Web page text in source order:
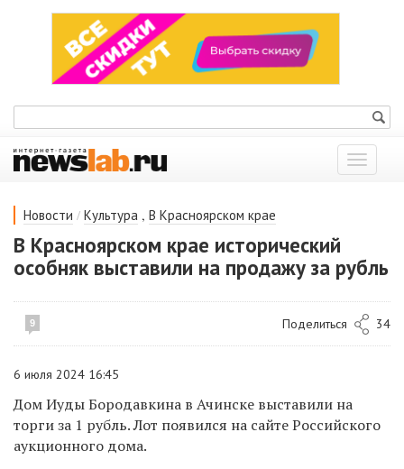
Показать
меню
Новости / Культура , В Красноярском крае
В Красноярском крае исторический
особняк выставили на продажу за рубль
9 Поделиться 34
6 июля 2024 16:45
Дом Иуды Бородавкина в Ачинске выставили на
торги за 1 рубль. Лот появился на сайте Российского
аукционного дома.